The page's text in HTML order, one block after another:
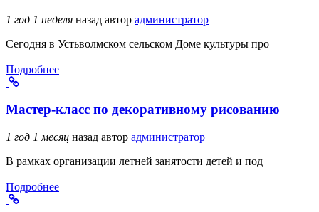
1 год 1 неделя назад автор администратор
Сегодня в Устьволмском сельском Доме культуры про
Подробнее
Мастер-класс по декоративному рисованию
1 год 1 месяц назад автор администратор
В рамках организации летней занятости детей и под
Подробнее